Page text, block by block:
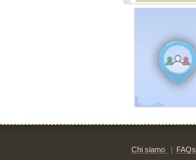
Chi siamo | FAQs